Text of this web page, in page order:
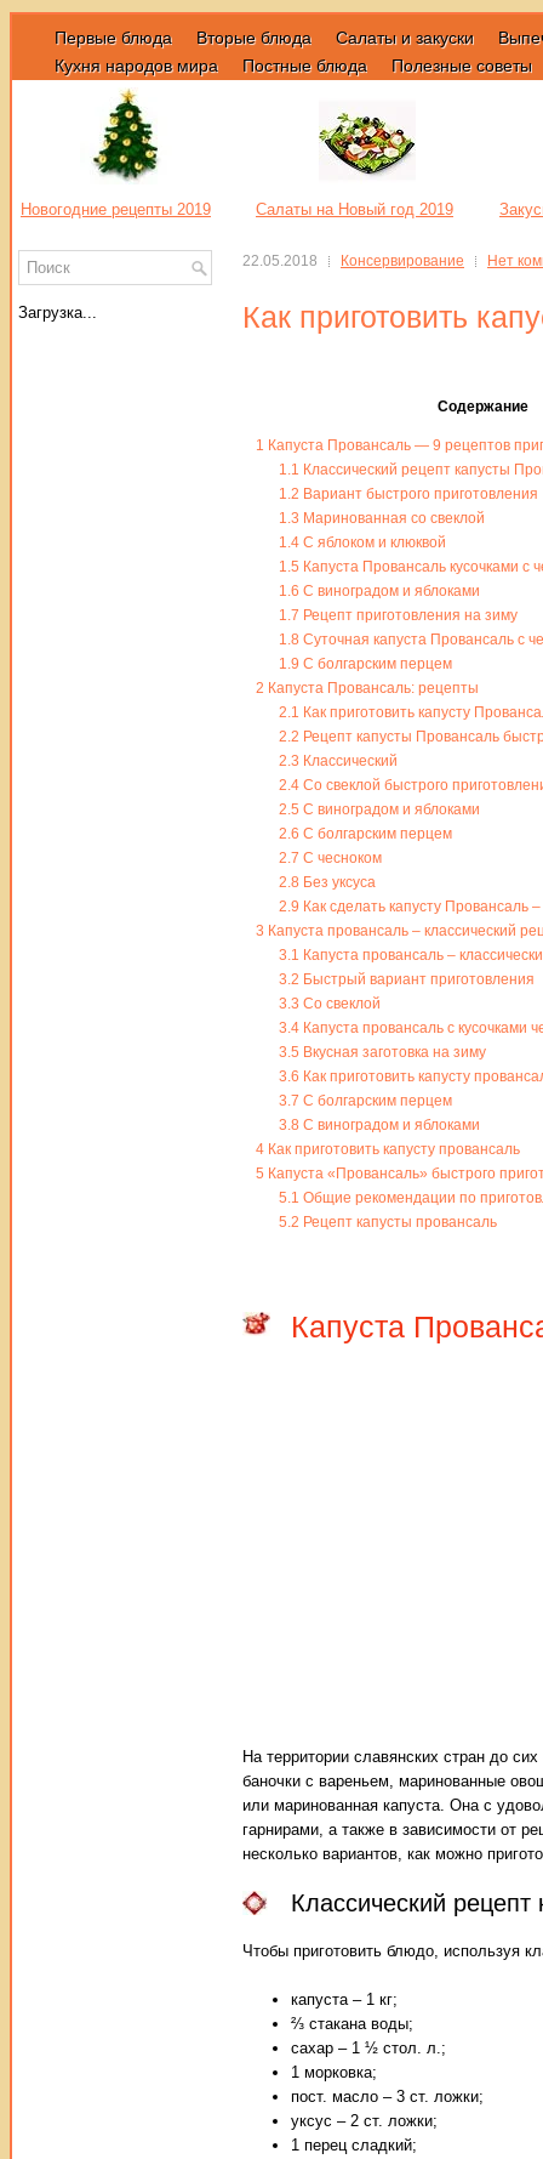
Первые блюда Вторые блюда Салаты и закуски
Кухня народов мира
Постные блюда Полезные советы
Новогодние рецепты 2019 Салаты на Новый год 2019
22.05.2018 Консервирование Нет
Как приготовить
Содержание
1 Капуста Провансаль — 9 рецептов
1.1 Классический рецепт капусты
1.2 Вариант быстрого приготовления
1.3 Маринованная со свеклой
1.4С яблоком и клюквой
1.5 Капуста Провансаль кусочками с
1.6 С виноградом и яблоками
1.7 Рецепт приготовления на зиму
1.8 Суточная капуста Провансаль с
1.9 С болгарским перцем
2 Капуста Провансаль: рецепты
2.1 Как приготовить капусту
2.2 Рецепт капусты Провансаль
2.3 Классический
2.4Со свеклой быстрого
2.5 С виноградом и яблоками
2.6 С болгарским перцем
2.7 С чесноком
2.8 Без уксуса
2.9 Как сделать капусту Провансаль
3 Капуста провансаль – классический
3.1 Капуста провансаль –
3.2 Быстрый вариант приготовления
3.3 Со свеклой
3.4Капуста провансаль с кусочками
3.5 Вкусная заготовка на зиму
3.6 Как приготовить капусту
3.7 С болгарским перцем
3.8 С виноградом и яблоками
4 Как приготовить капусту провансаль
5 Капуста «Провансаль» быстрого
5.1 Общие рекомендации по
5.2 Рецепт капусты провансаль
Капуста
На территории славянских стран до
баночки с вареньем, маринованные
или маринованная капуста. Она с
гарнирами, а также в зависимости от
несколько вариантов, как можно
Классический
Чтобы приготовить блюдо, используя
капуста – 1 кг;
⅔ стакана воды;
сахар – 1 ½ стол. л.;
1 морковка;
пост. масло – 3 ст. ложки;
уксус – 2 ст. ложки;
1 перец сладкий;
Загрузка...